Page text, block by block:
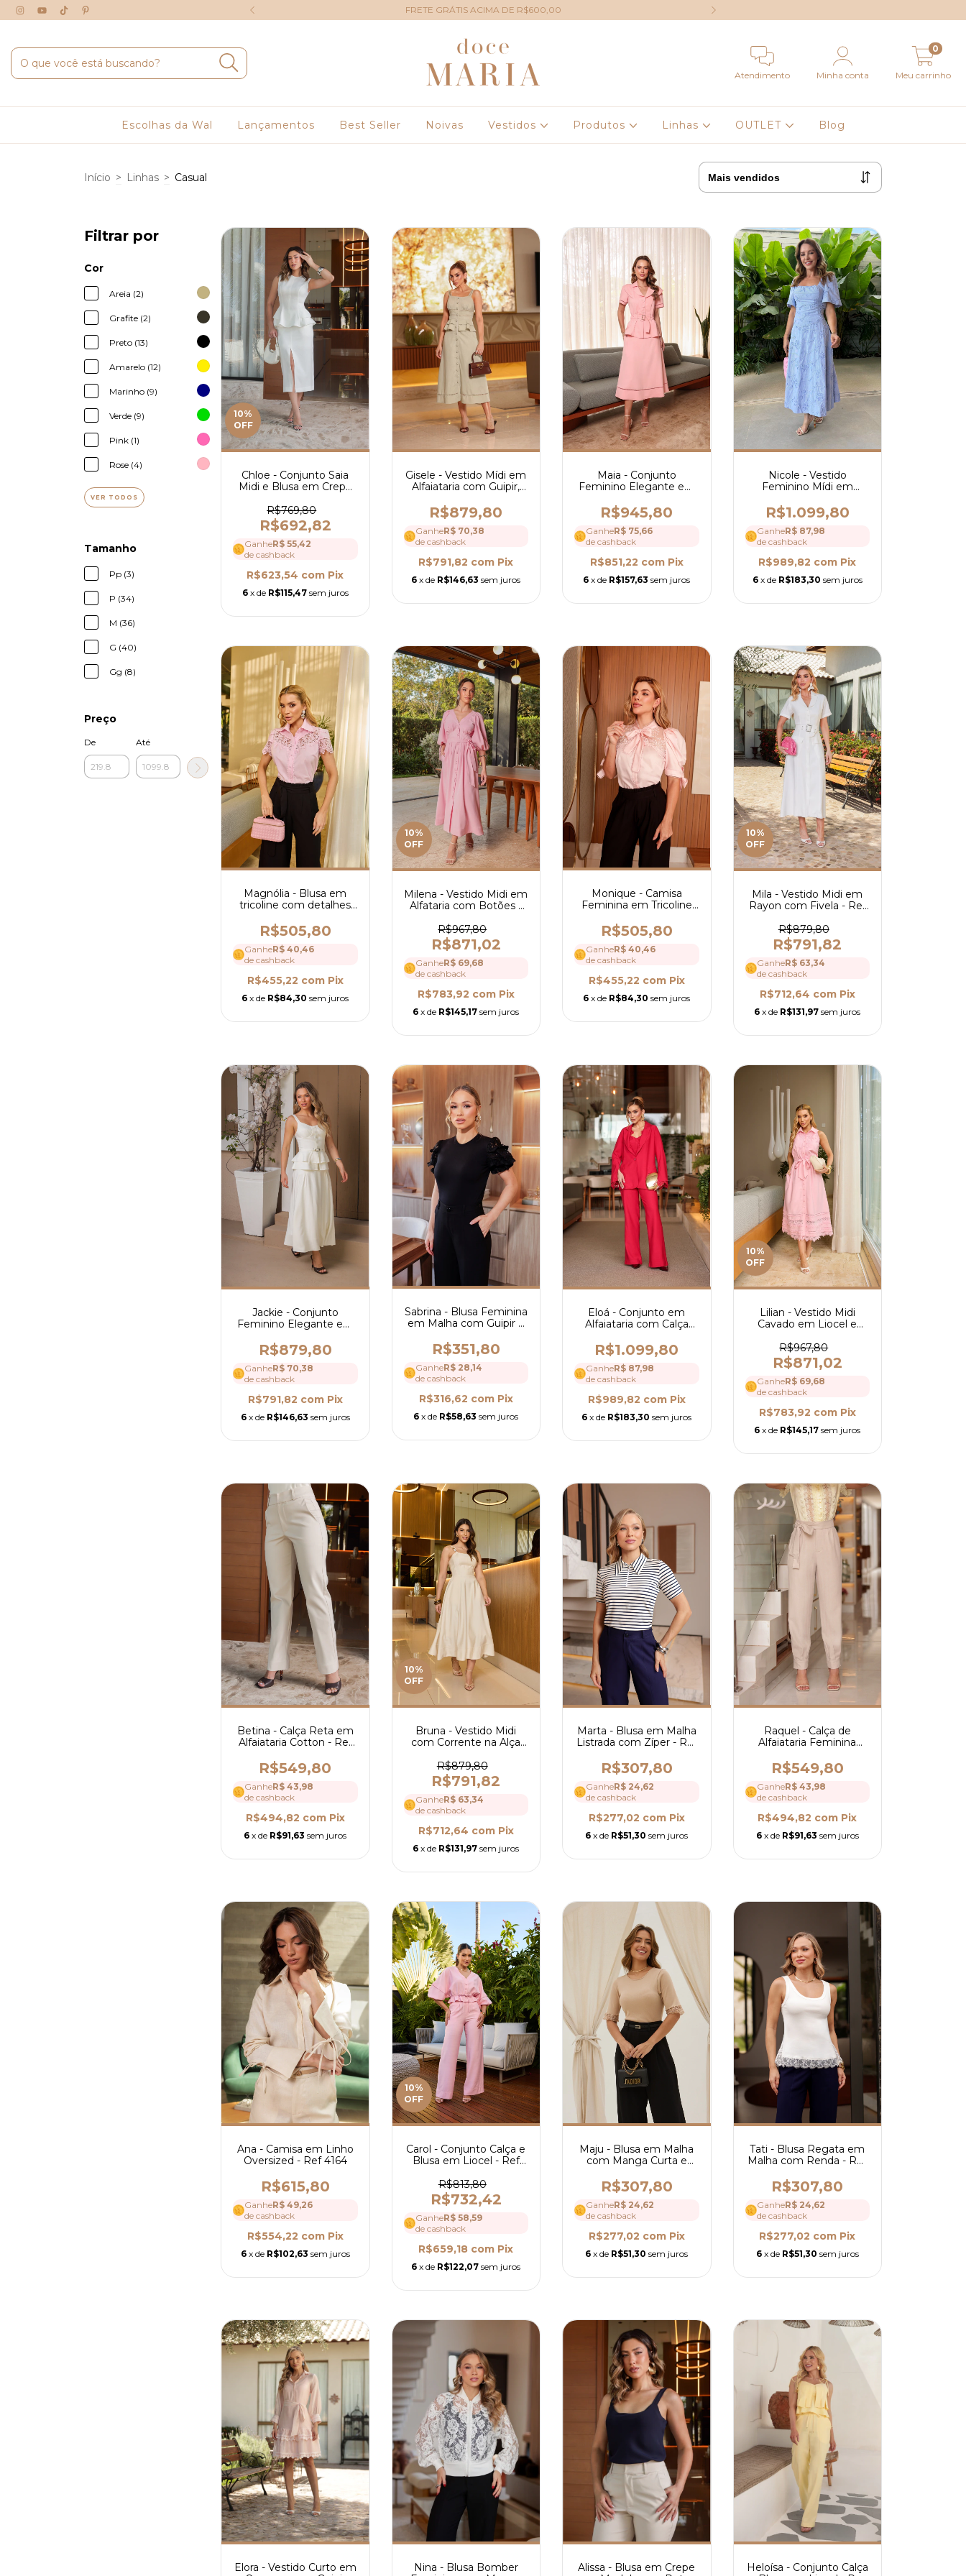
6X SEM JUROS FRETE GRÁTIS ACIMA DE R$600,00
Atendimento Minha conta Meu carrinho
0
Escolhas da Wal Lançamentos Best Seller Noivas Vestidos Produtos Linhas OUTLET Blog
Início > Linhas > Casual
Filtrar por
Cor
Areia (2)
Grafite (2)
Preto (13)
Amarelo (12)
Marinho (9)
Verde (9)
Pink (1)
Rose (4)
VER TODOS
Tamanho
Pp (3)
P (34)
M (36)
G (40)
Gg (8)
Preço
De Até
10%
OFF
Chloe - Conjunto Saia
Midi e Blusa em Crepe
R$769,80
R$692,82
GanheR$ 55,42
de cashback
R$623,54 com Pix
6 x de R$115,47 sem juros
Gisele - Vestido Mídi em
Alfaiataria com Guipir,
Modelagem Estruturada
- Ref 4192
R$879,80
GanheR$ 70,38
de cashback
R$791,82 com Pix
6 x de R$146,63 sem juros
Maia - Conjunto
Feminino Elegante em
Evasê e Blusa com
Cinto- Ref 4183
R$945,80
GanheR$ 75,66
de cashback
R$851,22 com Pix
6 x de R$157,63 sem juros
Nicole - Vestido
Feminino Mídi em
Floral com Cinto
Elegante e Mangas
Curtas - Ref 4270
R$1.099,80
GanheR$ 87,98
de cashback
R$989,82 com Pix
6 x de R$183,30 sem juros
Magnólia - Blusa em
tricoline com detalhes
R$505,80
GanheR$ 40,46
de cashback
R$455,22 com Pix
6 x de R$84,30 sem juros
10%
OFF
Milena - Vestido Midi em
Alfataria com Botões -
R$967,80
R$871,02
GanheR$ 69,68
de cashback
R$783,92 com Pix
6 x de R$145,17 sem juros
Monique - Camisa
Feminina em Tricoline
Elegante na Gola e
Mangas - Ref 4220
R$505,80
GanheR$ 40,46
de cashback
R$455,22 com Pix
6 x de R$84,30 sem juros
10%
OFF
Mila - Vestido Midi em
Rayon com Fivela - Ref
R$879,80
R$791,82
GanheR$ 63,34
de cashback
R$712,64 com Pix
6 x de R$131,97 sem juros
Jackie - Conjunto
Feminino Elegante em
Blusa Peplum e Cinto-
Ref 4150
R$879,80
GanheR$ 70,38
de cashback
R$791,82 com Pix
6 x de R$146,63 sem juros
Sabrina - Blusa Feminina
em Malha com Guipir e
4015
R$351,80
GanheR$ 28,14
de cashback
R$316,62 com Pix
6 x de R$58,63 sem juros
Eloá - Conjunto em
Alfaiataria com Calça
R$1.099,80
GanheR$ 87,98
de cashback
R$989,82 com Pix
6 x de R$183,30 sem juros
10%
OFF
Lilian - Vestido Midi
Cavado em Liocel e
4140
R$967,80
R$871,02
GanheR$ 69,68
de cashback
R$783,92 com Pix
6 x de R$145,17 sem juros
Betina - Calça Reta em
Alfaiataria Cotton - Ref
R$549,80
GanheR$ 43,98
de cashback
R$494,82 com Pix
6 x de R$91,63 sem juros
10%
OFF
Bruna - Vestido Midi
com Corrente na Alça
4117
R$879,80
R$791,82
GanheR$ 63,34
de cashback
R$712,64 com Pix
6 x de R$131,97 sem juros
Marta - Blusa em Malha
Listrada com Zíper - Ref
R$307,80
GanheR$ 24,62
de cashback
R$277,02 com Pix
6 x de R$51,30 sem juros
Raquel - Calça de
Alfaiataria Feminina
Laço - Ref 4186
R$549,80
GanheR$ 43,98
de cashback
R$494,82 com Pix
6 x de R$91,63 sem juros
Ana - Camisa em Linho
Oversized - Ref 4164
R$615,80
GanheR$ 49,26
de cashback
R$554,22 com Pix
6 x de R$102,63 sem juros
10%
OFF
Carol - Conjunto Calça e
Blusa em Liocel - Ref
R$813,80
R$732,42
GanheR$ 58,59
de cashback
R$659,18 com Pix
6 x de R$122,07 sem juros
Maju - Blusa em Malha
com Manga Curta e
3926
R$307,80
GanheR$ 24,62
de cashback
R$277,02 com Pix
6 x de R$51,30 sem juros
Tati - Blusa Regata em
Malha com Renda - Ref
R$307,80
GanheR$ 24,62
de cashback
R$277,02 com Pix
6 x de R$51,30 sem juros
Elora - Vestido Curto em
Nina - Blusa Bomber
Alissa - Blusa em Crepe
Heloísa - Conjunto Calça